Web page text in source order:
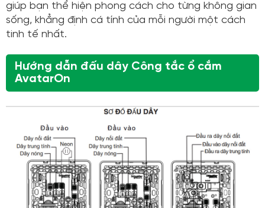
giúp bạn thể hiện phong cách cho từng không gian
sống, khẳng định cá tính của mỗi người một cách
tinh tế nhất.
Hướng dẫn đấu dây Công tắc ổ cắm
AvatarOn